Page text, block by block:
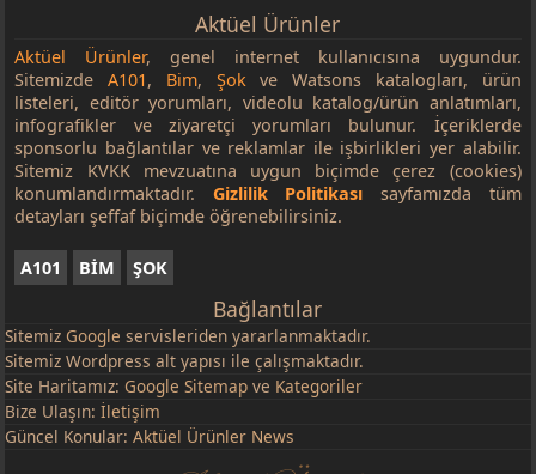
Aktüel Ürünler
Aktüel Ürünler, genel internet kullanıcısına uygundur.
SitemizdeA101, Bim, Şokve Watsons katalogları, ürün
listeleri, editör yorumları, videolu katalog/ürün anlatımları,
infografikler ve ziyaretçi yorumları bulunur. İçeriklerde
sponsorlu bağlantılar ve reklamlar ile işbirlikleri yer alabilir.
Sitemiz KVKK mevzuatına uygun biçimde çerez (cookies)
konumlandırmaktadır. Gizlilik Politikası sayfamızda tüm
detayları şeffaf biçimde öğrenebilirsiniz.
A101 BİM ŞOK
Bağlantılar
Sitemiz Google servisleriden yararlanmaktadır.
Sitemiz Wordpress alt yapısı ile çalışmaktadır.
Site Haritamız: Google Sitemap ve Kategoriler
Bize Ulaşın:İletişim
Güncel Konular:Aktüel Ürünler News